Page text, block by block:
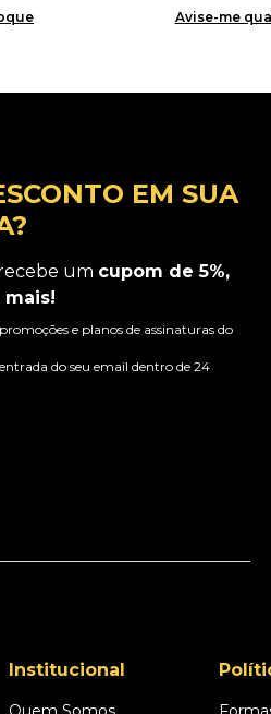
Avise-me
EM SUA
um cupom de 5%,
e planos de assinaturas do
do seu email dentro de 24
Institucional